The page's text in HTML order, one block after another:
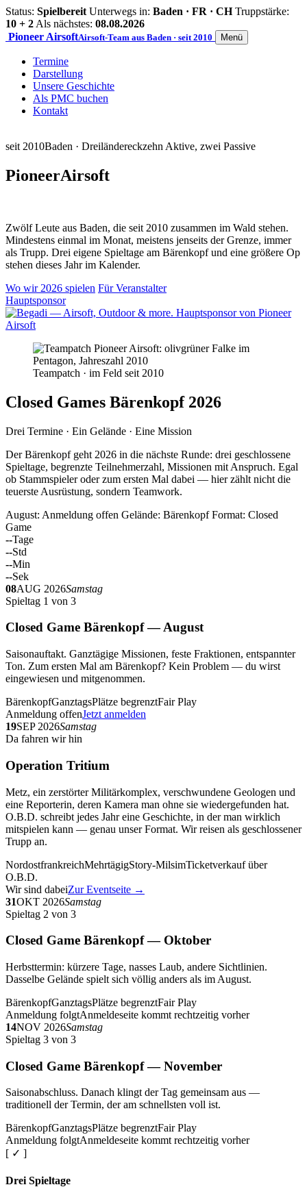
Status: Spielbereit Unterwegs in: Baden · FR · CH Truppstärke:
10 + 2 Als nächstes: 08.08.2026
Pioneer AirsoftAirsoft-Team aus Baden · seit 2010 Menü
Termine
Darstellung
Unsere Geschichte
Als PMC buchen
Kontakt
seit 2010Baden · Dreiländereckzehn Aktive, zwei Passive
PioneerAirsoft
Zwölf Leute aus Baden, die seit 2010 zusammen im Wald stehen.
Mindestens einmal im Monat, meistens jenseits der Grenze, immer
als Trupp. Drei eigene Spieltage am Bärenkopf und eine größere Op
stehen dieses Jahr im Kalender.
Wo wir 2026 spielen Für Veranstalter
Hauptsponsor
Teampatch · im Feld seit 2010
Closed Games Bärenkopf 2026
Drei Termine · Ein Gelände · Eine Mission
Der Bärenkopf geht 2026 in die nächste Runde: drei geschlossene
Spieltage, begrenzte Teilnehmerzahl, Missionen mit Anspruch. Egal
ob Stammspieler oder zum ersten Mal dabei — hier zählt nicht die
teuerste Ausrüstung, sondern Teamwork.
August: Anmeldung offen Gelände: Bärenkopf Format: Closed
Game
--Tage
--Std
--Min
--Sek
08AUG 2026Samstag
Spieltag 1 von 3
Closed Game Bärenkopf — August
Saisonauftakt. Ganztägige Missionen, feste Fraktionen, entspannter
Ton. Zum ersten Mal am Bärenkopf? Kein Problem — du wirst
eingewiesen und mitgenommen.
BärenkopfGanztagsPlätze begrenztFair Play
Anmeldung offenJetzt anmelden
19SEP 2026Samstag
Da fahren wir hin
Operation Tritium
Metz, ein zerstörter Militärkomplex, verschwundene Geologen und
eine Reporterin, deren Kamera man ohne sie wiedergefunden hat.
O.B.D. schreibt jedes Jahr eine Geschichte, in der man wirklich
mitspielen kann — genau unser Format. Wir reisen als geschlossener
Trupp an.
NordostfrankreichMehrtägigStory-MilsimTicketverkauf über
O.B.D.
Wir sind dabeiZur Eventseite →
31OKT 2026Samstag
Spieltag 2 von 3
Closed Game Bärenkopf — Oktober
Herbsttermin: kürzere Tage, nasses Laub, andere Sichtlinien.
Dasselbe Gelände spielt sich völlig anders als im August.
BärenkopfGanztagsPlätze begrenztFair Play
Anmeldung folgtAnmeldeseite kommt rechtzeitig vorher
14NOV 2026Samstag
Spieltag 3 von 3
Closed Game Bärenkopf — November
Saisonabschluss. Danach klingt der Tag gemeinsam aus —
traditionell der Termin, der am schnellsten voll ist.
BärenkopfGanztagsPlätze begrenztFair Play
Anmeldung folgtAnmeldeseite kommt rechtzeitig vorher
[ ✓ ]
Drei Spieltage